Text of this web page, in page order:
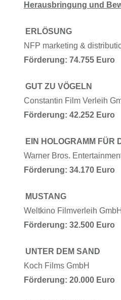
Herausbringung und
ERLÖSUNG
NFP marketing &
Förderung: 74.755 Euro
GUT ZU VÖGELN
Constantin Film Verleih
Förderung: 42.252 Euro
EIN HOLOGRAMM FÜR
Warner Bros.
Förderung: 34.170 Euro
MUSTANG
Weltkino Filmverleih GmbH
Förderung: 32.500 Euro
UNTER DEM SAND
Koch Films GmbH
Förderung: 20.000 Euro